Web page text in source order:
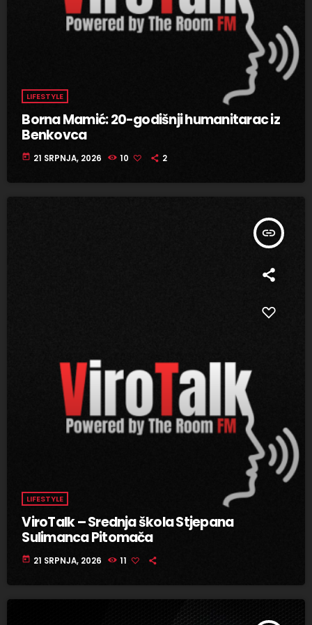
LIFESTYLE
Borna Mamić: 20-godišnji humanitarac iz
Benkovca
today 21 SRPNJA, 2026 10 2
insert_link
LIFESTYLE
ViroTalk – Srednja škola Stjepana
Sulimanca Pitomača
today 21 SRPNJA, 2026 11